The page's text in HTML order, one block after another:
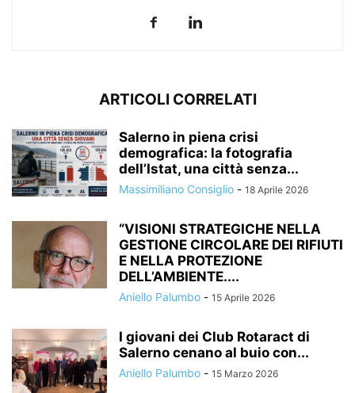
ARTICOLI CORRELATI
Salerno in piena crisi
demografica: la fotografia
dell’Istat, una città senza...
Massimiliano Consiglio - 18 Aprile 2026
“VISIONI STRATEGICHE NELLA
GESTIONE CIRCOLARE DEI RIFIUTI
E NELLA PROTEZIONE
DELL’AMBIENTE....
Aniello Palumbo - 15 Aprile 2026
I giovani dei Club Rotaract di
Salerno cenano al buio con...
Aniello Palumbo - 15 Marzo 2026